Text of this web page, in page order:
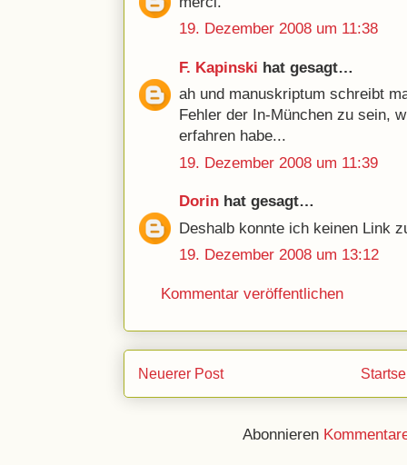
19. Dezember 2008 um 11:38
F. Kapinski hat gesagt…
ah und manuskriptum schreibt
Fehler der In-München zu sein,
erfahren habe...
19. Dezember 2008 um 11:39
Dorin hat gesagt…
Deshalb konnte ich keinen Link
19. Dezember 2008 um 13:12
Kommentar veröffentlichen
Neuerer Post
Abonnieren